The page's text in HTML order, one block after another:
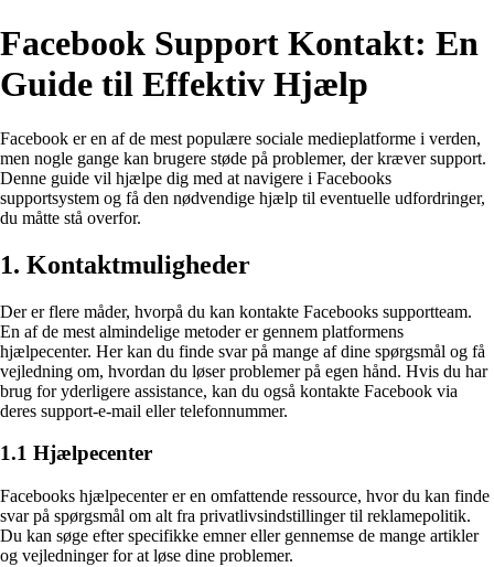
Facebook Support Kontakt: En
Guide til Effektiv Hjælp
Facebook er en af de mest populære sociale medieplatforme i verden,
men nogle gange kan brugere støde på problemer, der kræver support.
Denne guide vil hjælpe dig med at navigere i Facebooks
supportsystem og få den nødvendige hjælp til eventuelle udfordringer,
du måtte stå overfor.
1. Kontaktmuligheder
Der er flere måder, hvorpå du kan kontakte Facebooks supportteam.
En af de mest almindelige metoder er gennem platformens
hjælpecenter. Her kan du finde svar på mange af dine spørgsmål og få
vejledning om, hvordan du løser problemer på egen hånd. Hvis du har
brug for yderligere assistance, kan du også kontakte Facebook via
deres support-e-mail eller telefonnummer.
1.1 Hjælpecenter
Facebooks hjælpecenter er en omfattende ressource, hvor du kan finde
svar på spørgsmål om alt fra privatlivsindstillinger til reklamepolitik.
Du kan søge efter specifikke emner eller gennemse de mange artikler
og vejledninger for at løse dine problemer.